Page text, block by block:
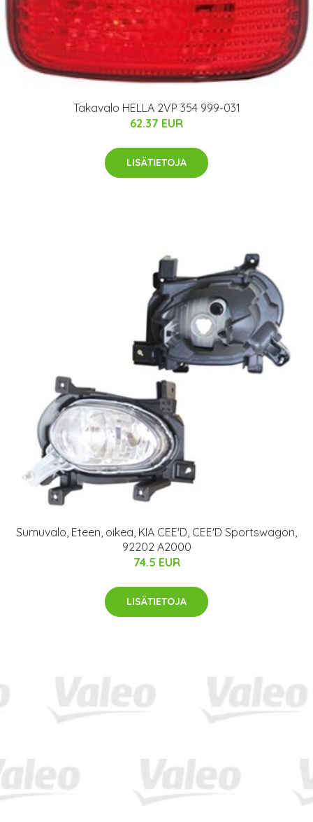
Takavalo HELLA 2VP 354 999-031
62.37 EUR
LISÄTIETOJA
Sumuvalo, Eteen, oikea, KIA CEE'D, CEE'D Sportswagon,
92202 A2000
74.5 EUR
LISÄTIETOJA